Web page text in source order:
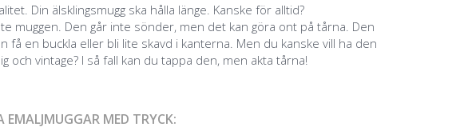
Din älsklingsmugg ska hålla länge. Kanske för alltid?
muggen. Den går inte sönder, men det kan göra ont på tårna. Den
få en buckla eller bli lite skavd i kanterna. Men du kanske vill ha den
och vintage? I så fall kan du tappa den, men akta tårna!
EMALJMUGGAR MED TRYCK: